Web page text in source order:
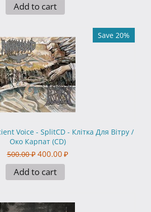
Add to cart
Save 20%
Voice - SplitCD - Клітка Для Вітру /
Око Карпат (CD)
500.00 ₽ 400.00 ₽
Add to cart